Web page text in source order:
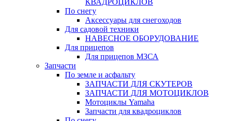
КВАДРОЦИКЛОВ
По снегу
Аксессуары для снегоходов
Для садовой техники
НАВЕСНОЕ ОБОРУДОВАНИЕ
Для прицепов
Для прицепов МЗСА
Запчасти
По земле и асфальту
ЗАПЧАСТИ ДЛЯ СКУТЕРОВ
ЗАПЧАСТИ ДЛЯ МОТОЦИКЛОВ
Мотоциклы Yamaha
Запчасти для квадроциклов